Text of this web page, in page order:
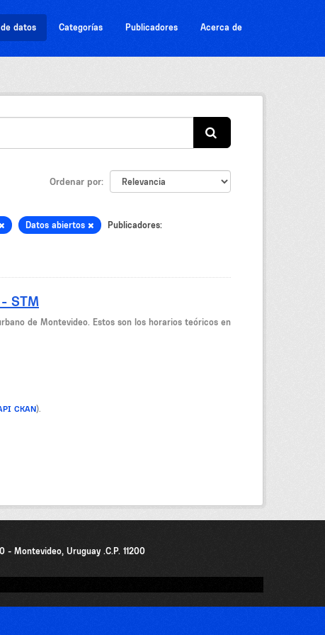
datos Categorías Publicadores Acerca de
Ordenar por
Datos abiertos Publicadores:
STM
de Montevideo. Estos son los horarios teóricos en
CKAN).
- Montevideo, Uruguay .C.P. 11200